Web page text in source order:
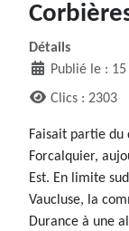
Détails
Publié le :
Clics : 2303
Faisait partie du
Forcalquier,
Est. En limite
Vaucluse, la
Durance à une